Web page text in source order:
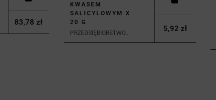
83,78 zł
KWASEM
SALICYLOWYM X
20 G
PRZEDSIĘBIORSTWO...
5,92 zł